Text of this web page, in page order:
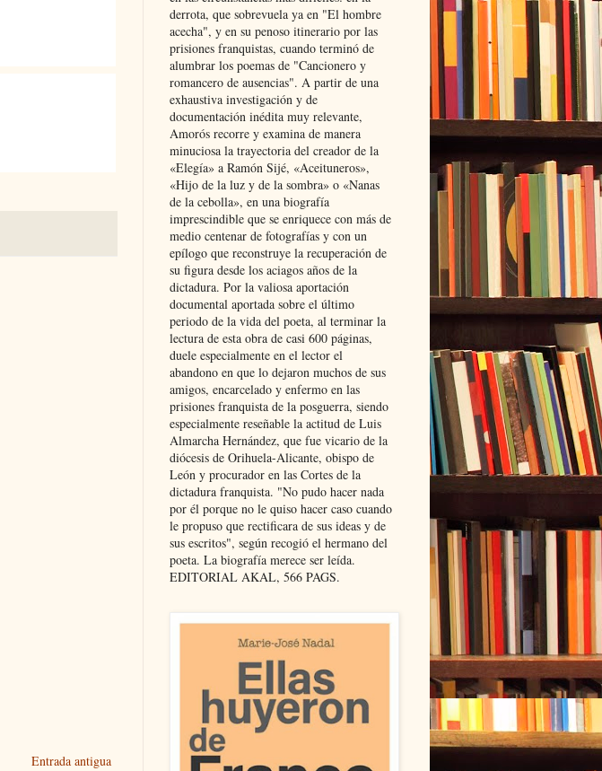
Entrada antigua
derrota, que sobrevuela ya en "El hombre
acecha", y en su penoso itinerario por las
prisiones franquistas, cuando terminó de
alumbrar los poemas de "Cancionero y
romancero de ausencias". A partir de una
exhaustiva investigación y de
documentación inédita muy relevante,
Amorós recorre y examina de manera
minuciosa la trayectoria del creador de la
«Elegía» a Ramón Sijé, «Aceituneros»,
«Hijo de la luz y de la sombra» o «Nanas
de la cebolla», en una biografía
imprescindible que se enriquece con más de
medio centenar de fotografías y con un
epílogo que reconstruye la recuperación de
su figura desde los aciagos años de la
dictadura. Por la valiosa aportación
documental aportada sobre el último
periodo de la vida del poeta, al terminar la
lectura de esta obra de casi 600 páginas,
duele especialmente en el lector el
abandono en que lo dejaron muchos de sus
amigos, encarcelado y enfermo en las
prisiones franquista de la posguerra, siendo
especialmente reseñable la actitud de Luis
Almarcha Hernández, que fue vicario de la
diócesis de Orihuela-Alicante, obispo de
León y procurador en las Cortes de la
dictadura franquista. "No pudo hacer nada
por él porque no le quiso hacer caso cuando
le propuso que rectificara de sus ideas y de
sus escritos", según recogió el hermano del
poeta. La biografía merece ser leída.
EDITORIAL AKAL, 566 PAGS.